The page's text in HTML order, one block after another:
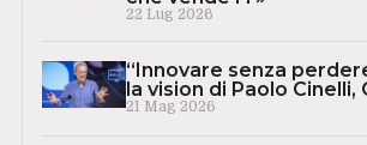
22 Lug 2026
“Innovare senza
la vision di Paolo Cinelli,
21 Mag 2026